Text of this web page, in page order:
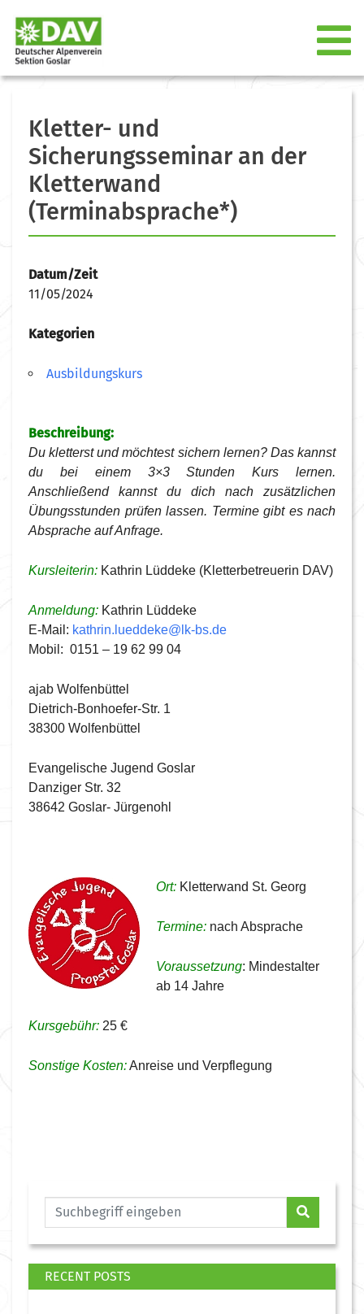
Kletter- und
Sicherungsseminar an der
Kletterwand
(Terminabsprache*)
Datum/Zeit
11/05/2024
Kategorien
Ausbildungskurs
Beschreibung:
Du kletterst und möchtest sichern lernen? Das kannst
du bei einem 3×3 Stunden Kurs lernen.
Anschließend kannst du dich nach zusätzlichen
Übungsstunden prüfen lassen. Termine gibt es nach
Absprache auf Anfrage.
Kursleiterin: Kathrin Lüddeke (Kletterbetreuerin DAV)
Anmeldung: Kathrin Lüddeke
E-Mail: kathrin.lueddeke@lk-bs.de
Mobil: 0151 – 19 62 99 04
ajab Wolfenbüttel
Dietrich-Bonhoefer-Str. 1
38300 Wolfenbüttel
Evangelische Jugend Goslar
Danziger Str. 32
38642 Goslar- Jürgenohl
Ort: Kletterwand St. Georg
Termine: nach Absprache
Voraussetzung: Mindestalter
ab 14 Jahre
Kursgebühr: 25 €
Sonstige Kosten:Anreise und Verpflegung
RECENT POSTS